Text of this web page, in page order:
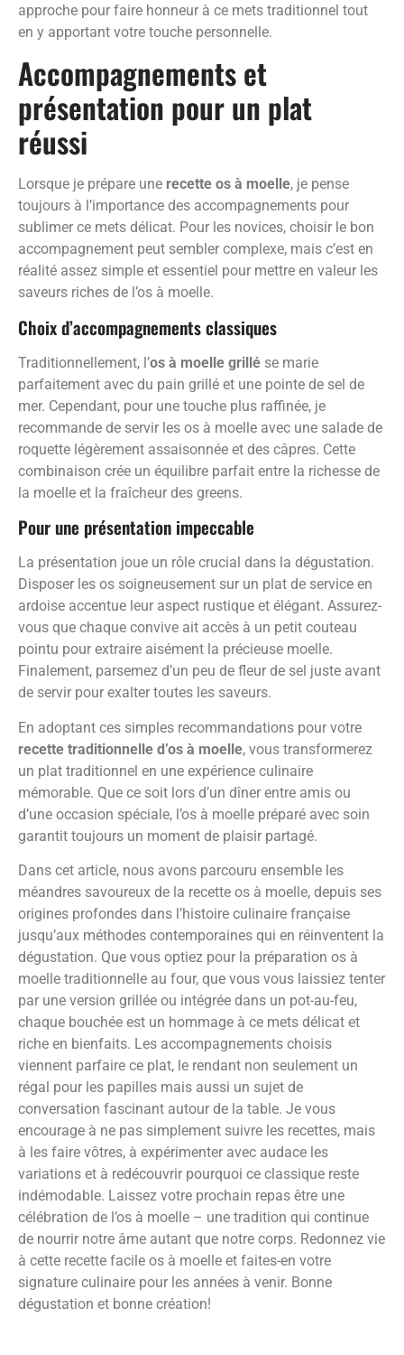
approche pour faire honneur à ce mets traditionnel tout
en y apportant votre touche personnelle.
Accompagnements et
présentation pour un plat
réussi
Lorsque je prépare une recette os à moelle, je pense
toujours à l’importance des accompagnements pour
sublimer ce mets délicat. Pour les novices, choisir le bon
accompagnement peut sembler complexe, mais c’est en
réalité assez simple et essentiel pour mettre en valeur les
saveurs riches de l’os à moelle.
Choix d’accompagnements classiques
Traditionnellement, l’os à moelle grillé se marie
parfaitement avec du pain grillé et une pointe de sel de
mer. Cependant, pour une touche plus raffinée, je
recommande de servir les os à moelle avec une salade de
roquette légèrement assaisonnée et des câpres. Cette
combinaison crée un équilibre parfait entre la richesse de
la moelle et la fraîcheur des greens.
Pour une présentation impeccable
La présentation joue un rôle crucial dans la dégustation.
Disposer les os soigneusement sur un plat de service en
ardoise accentue leur aspect rustique et élégant. Assurez-
vous que chaque convive ait accès à un petit couteau
pointu pour extraire aisément la précieuse moelle.
Finalement, parsemez d’un peu de fleur de sel juste avant
de servir pour exalter toutes les saveurs.
En adoptant ces simples recommandations pour votre
recette traditionnelle d’os à moelle, vous transformerez
un plat traditionnel en une expérience culinaire
mémorable. Que ce soit lors d’un dîner entre amis ou
d’une occasion spéciale, l’os à moelle préparé avec soin
garantit toujours un moment de plaisir partagé.
Dans cet article, nous avons parcouru ensemble les
méandres savoureux de la recette os à moelle, depuis ses
origines profondes dans l’histoire culinaire française
jusqu’aux méthodes contemporaines qui en réinventent la
dégustation. Que vous optiez pour la préparation os à
moelle traditionnelle au four, que vous vous laissiez tenter
par une version grillée ou intégrée dans un pot-au-feu,
chaque bouchée est un hommage à ce mets délicat et
riche en bienfaits. Les accompagnements choisis
viennent parfaire ce plat, le rendant non seulement un
régal pour les papilles mais aussi un sujet de
conversation fascinant autour de la table. Je vous
encourage à ne pas simplement suivre les recettes, mais
à les faire vôtres, à expérimenter avec audace les
variations et à redécouvrir pourquoi ce classique reste
indémodable. Laissez votre prochain repas être une
célébration de l’os à moelle – une tradition qui continue
de nourrir notre âme autant que notre corps. Redonnez vie
à cette recette facile os à moelle et faites-en votre
signature culinaire pour les années à venir. Bonne
dégustation et bonne création!